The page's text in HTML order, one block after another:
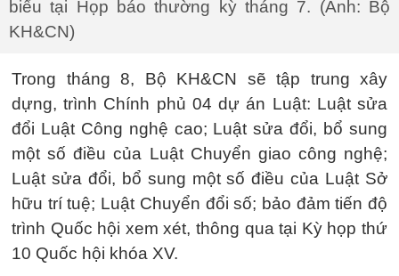
biểu tại Họp báo thường kỳ tháng 7. (Ảnh: Bộ
KH&CN)
Trong tháng 8, Bộ KH&CN sẽ tập trung xây
dựng, trình Chính phủ 04 dự án Luật: Luật sửa
đổi Luật Công nghệ cao; Luật sửa đổi, bổ sung
một số điều của Luật Chuyển giao công nghệ;
Luật sửa đổi, bổ sung một số điều của Luật Sở
hữu trí tuệ; Luật Chuyển đổi số; bảo đảm tiến độ
trình Quốc hội xem xét, thông qua tại Kỳ họp thứ
10 Quốc hội khóa XV.